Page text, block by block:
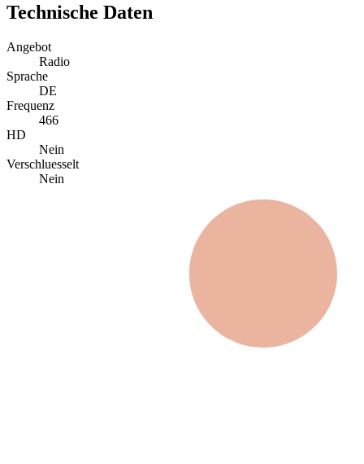
Technische Daten
Angebot
Radio
Sprache
DE
Frequenz
466
HD
Nein
Verschluesselt
Nein